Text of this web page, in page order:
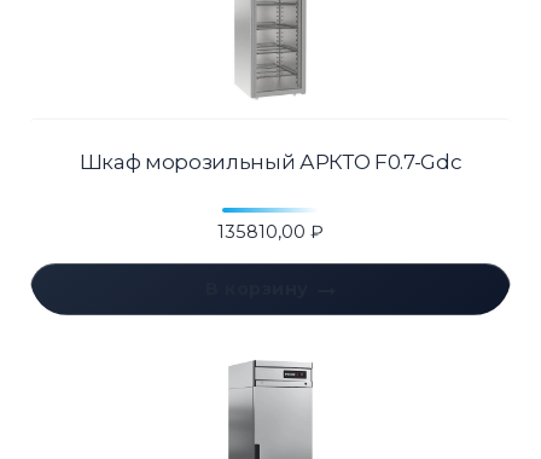
Шкаф морозильный АРКТО F0.7-Gdc
135810,00 ₽